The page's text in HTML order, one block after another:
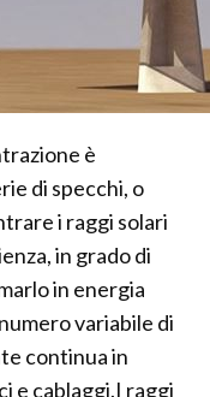
è
di specchi, o
i raggi solari
in grado di
in energia
variabile di
continua in
e cablaggi.I raggi